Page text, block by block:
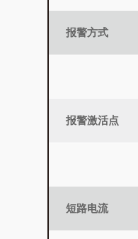
报警方式
报警激活点
短路电流